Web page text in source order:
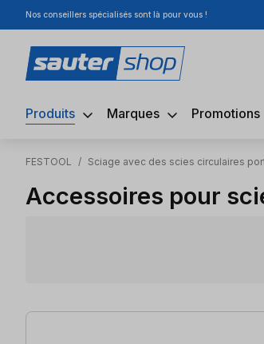
au contenu principal
Passer à la recherche
Passer à la navigation principale
Nos conseillers spécialisés sont là pour vous !
Produits Marques Promotions
FESTOOL / Sciage avec des scies circulaires
Accessoires pour
6 articles trouvés